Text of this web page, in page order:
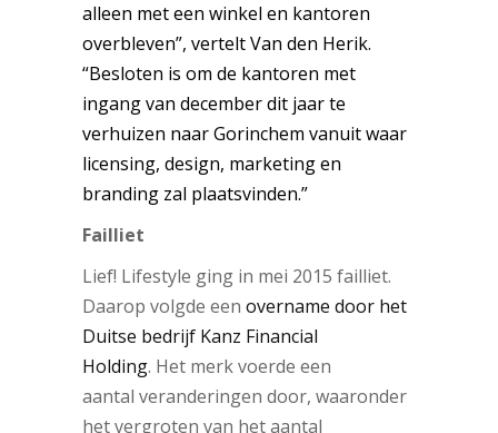
alleen met een winkel en kantoren
overbleven”, vertelt Van den Herik.
“Besloten is om de kantoren met
ingang van december dit jaar te
verhuizen naar Gorinchem vanuit waar
licensing, design, marketing en
branding zal plaatsvinden.”
Failliet
Lief! Lifestyle ging in mei 2015 failliet.
Daarop volgde een overname door het
Duitse bedrijf Kanz Financial
Holding. Het merk voerde een
aantal veranderingen door, waaronder
het vergroten van het aantal